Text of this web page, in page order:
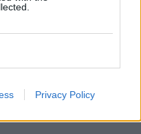
Privacy Policy